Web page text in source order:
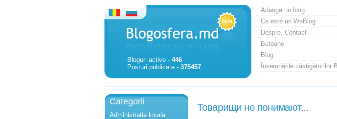
Bloguri active - 446
Posturi publicate - 375457
Adauga un blog
Ce este un WeBlog
Despre, Contact
Butoane
Blog
Însemnările câștigătorilor
Categorii
Administratie locala
Товарищи не понимают...